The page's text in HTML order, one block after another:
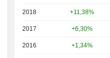
2018 +11,38%
2017 +6,30%
2016 +1,34%